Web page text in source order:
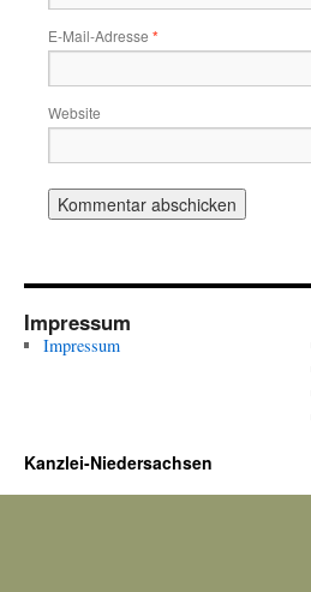
E-Mail-Adresse *
Website
Impressum
Impressum
Kanzlei-Niedersachsen